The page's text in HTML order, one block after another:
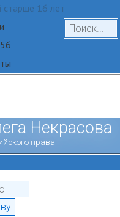
Некрасова
права